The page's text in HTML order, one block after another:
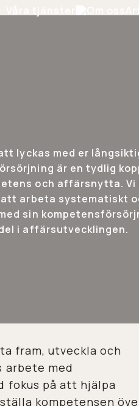
lyckas med er
är en tydlig
och affärsnytta. Vi
arbeta systematiskt
sin
i affärsutvecklingen.
fram, utveckla och
arbete med
fokus på att hjälpa
kompetensen